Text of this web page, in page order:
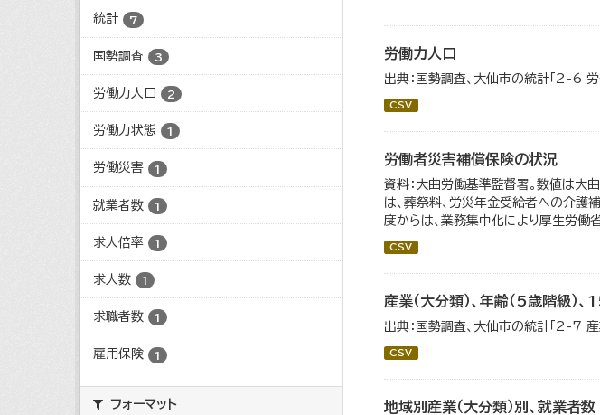
統計 7
国勢調査 3
労働力人口 2
労働力状態 1
労働災害 1
就業者数 1
求人倍率 1
求人数 1
求職者数 1
雇用保険 1
フォーマット
労働力人口
出典：国勢調査、大仙市の統計「2-6
CSV
労働者災害補償保険の状況
資料：大曲労働基準監督署。数値は大
は、葬祭料、労災年金受給者への介護
度からは、業務集中化により厚生労働
CSV
産業（大分類）、年齢（5歳階級）
出典：国勢調査、大仙市の統計「2-7
CSV
地域別産業（大分類）別、就業者数